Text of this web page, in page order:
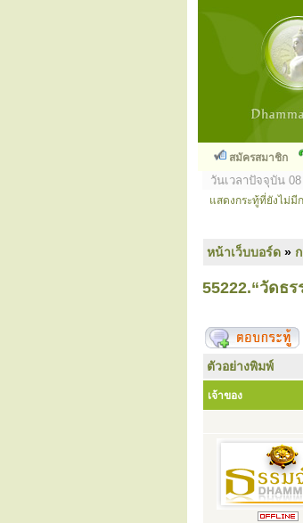
สมัครสมาชิก
วันเวลาปัจจุบัน
แสดงกระทู้ที่ยังไม่มี
หน้าเว็บบอร์ด »
55222.“วัดธ
ตัวอย่างพิมพ์
เจ้าของ